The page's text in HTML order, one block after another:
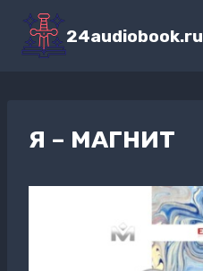
Перейти
содержимому
24audiobook.ru
Я – МАГНИТ